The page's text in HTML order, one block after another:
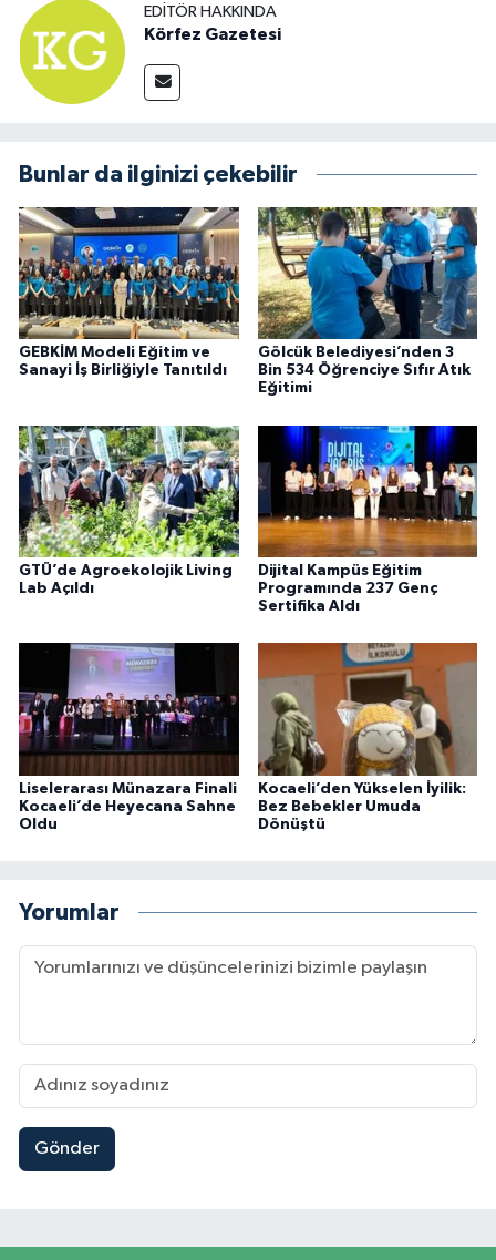
EDITÖR HAKKINDA
Körfez Gazetesi
Bunlar da ilginizi çekebilir
GEBKİM Modeli Eğitim ve
Sanayi İş Birliğiyle Tanıtıldı
Gölcük Belediyesi’nden 3
Bin 534 Öğrenciye Sıfır Atık
Eğitimi
GTÜ’de Agroekolojik Living
Lab Açıldı
Dijital Kampüs Eğitim
Programında 237 Genç
Sertifika Aldı
Liselerarası Münazara Finali
Kocaeli’de Heyecana Sahne
Oldu
Kocaeli’den Yükselen İyilik:
Bez Bebekler Umuda
Dönüştü
Yorumlar
Gönder